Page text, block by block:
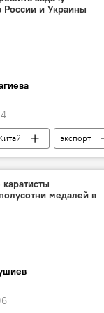
России и Украины
экспорт
Экономика
медалей в